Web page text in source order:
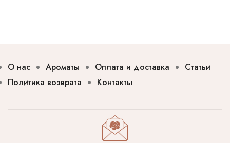
О нас Ароматы Оплата и доставка
Статьи
Политика возврата
Контакты